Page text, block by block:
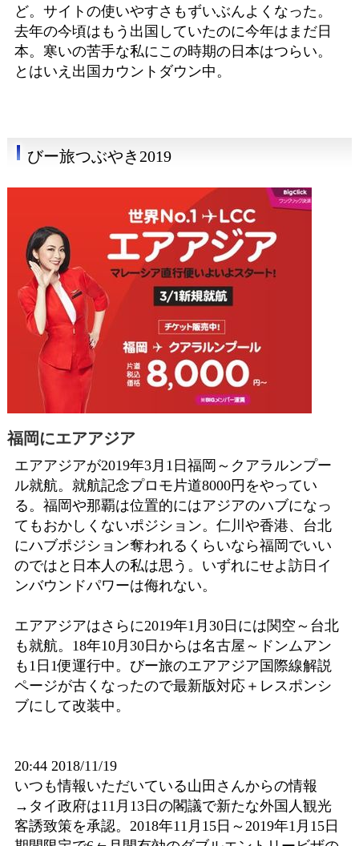
ど。サイトの使いやすさもずいぶんよくなった。
去年の今頃はもう出国していたのに今年はまだ日
本。寒いの苦手な私にこの時期の日本はつらい。
とはいえ出国カウントダウン中。
びー旅つぶやき2019
福岡にエアアジア
エアアジアが2019年3月1日福岡～クアラルンプー
ル就航。就航記念プロモ片道8000円をやってい
る。福岡や那覇は位置的にはアジアのハブになっ
てもおかしくないポジション。仁川や香港、台北
にハブポジション奪われるくらいなら福岡でいい
のではと日本人の私は思う。いずれにせよ訪日イ
ンバウンドパワーは侮れない。
エアアジアはさらに2019年1月30日には関空～台北
も就航。18年10月30日からは名古屋～ドンムアン
も1日1便運行中。びー旅のエアアジア国際線解説
ページが古くなったので最新版対応＋レスポンシ
ブにして改装中。
20:44 2018/11/19
いつも情報いただいている山田さんからの情報
→タイ政府は11月13日の閣議で新たな外国人観光
客誘致策を承認。2018年11月15日～2019年1月15日